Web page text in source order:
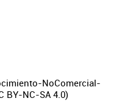
NoComercial-
BY-NC-SA 4.0)